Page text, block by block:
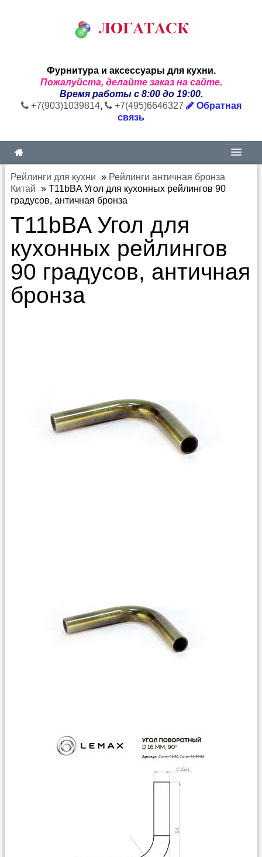
Фурнитура и аксессуары для кухни.
Пожалуйста, делайте заказ на сайте.
Время работы с 8:00 до 19:00.
+7(903)1039814, +7(495)6646327
Обратная
связь
Рейлинги для кухни » Рейлинги античная бронза
Китай » T11bBA Угол для кухонных рейлингов 90
градусов, античная бронза
T11bBA Угол для
кухонных рейлингов
90 градусов, античная
бронза